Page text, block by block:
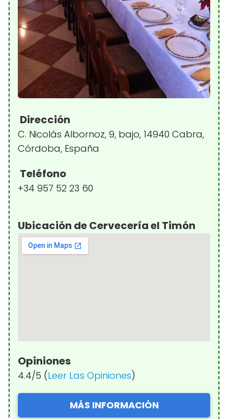
Dirección
C. Nicolás Albornoz, 9, bajo, 14940 Cabra,
Córdoba, España
Teléfono
+34 957 52 23 60
Ubicación de Cervecería el Timón
Opiniones
4.4/5 (Leer Las Opiniones)
MÁS INFORMACIÓN